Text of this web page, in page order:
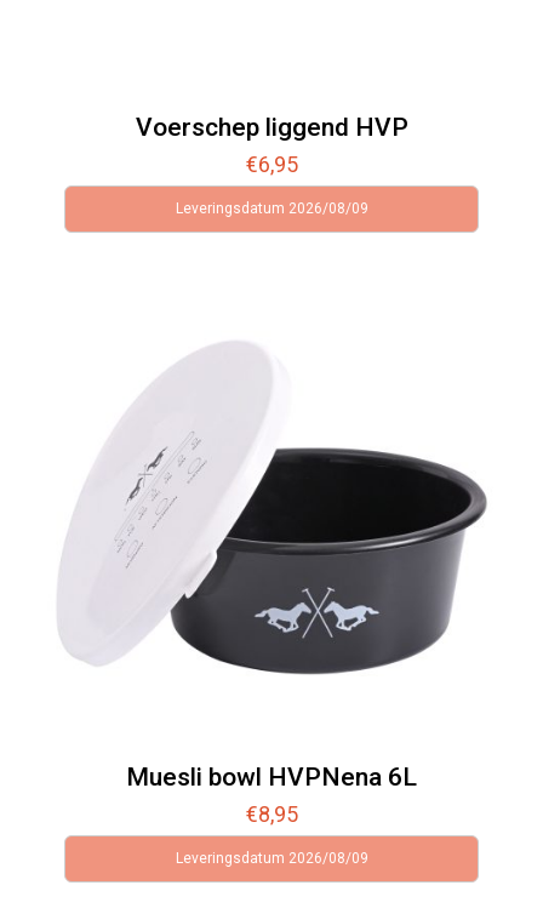
Voerschep liggend HVP
€6,95
Leveringsdatum 2026/08/09
Muesli bowl HVPNena 6L
€8,95
Leveringsdatum 2026/08/09